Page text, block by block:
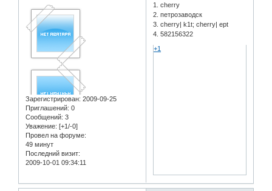
Зарегистрирован: 2009-09-25
Приглашений: 0
Сообщений: 3
Уважение: [+1/-0]
Провел на форуме:
49 минут
Последний визит:
2009-10-01 09:34:11
1. cherry
2. петрозаводск
3. cherry| k1t; cherry| ept
4. 582156322
+1